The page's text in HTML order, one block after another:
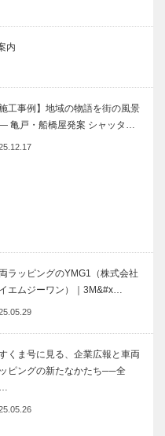
内
施工事例】地域の物語を街の風景
亀戸・船橋屋発案 シャッタ…
ラッピングのYMG1（株式会社
エムジーワン）｜3M&#x…
くま号に見る、企業広報と車両
ピングの新たなかたち──全